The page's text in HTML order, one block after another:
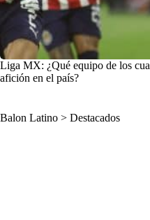
Liga MX: ¿Qué equipo de los
afición en el país?
Balon Latino > Destacados